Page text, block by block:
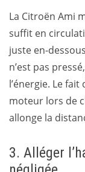
La Citroën Ami
suffit en
juste en-
n’est pas
l’énergie. Le
moteur lors de
allonge la
3. Alléger